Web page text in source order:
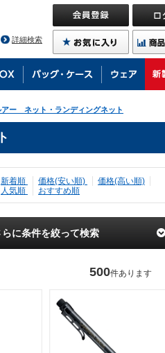
詳細検索
アー ネット・ランディングネット
新着順 価格(安い順)
価格(高い順)
人気順
おすすめ順
らに条件を絞って検索
500件あります